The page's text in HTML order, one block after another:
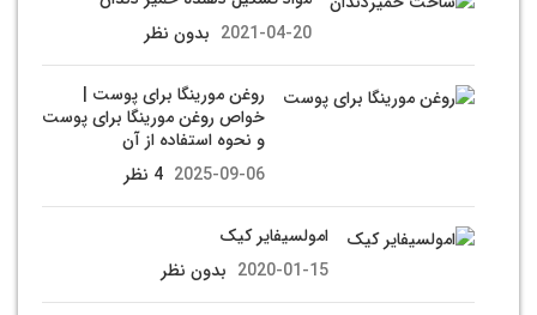
2021-04-20 بدون نظر
روغن مورینگا برای پوست |
خواص روغن مورینگا برای پوست
و نحوه استفاده از آن
2025-09-06 4 نظر
امولسیفایر کیک
2020-01-15 بدون نظر